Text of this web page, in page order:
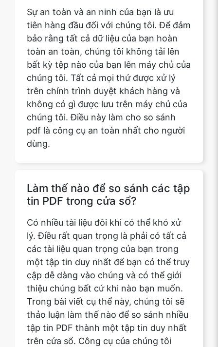
toàn an toàn, chúng tôi không tải lên
bất kỳ tệp nào của bạn lên máy chủ của
chúng tôi. Tất cả mọi thứ được xử lý
trên chính trình duyệt khách hàng và
không có gì được lưu trên máy chủ của
chúng tôi. Điều này làm cho so sánh
pdf là công cụ an toàn nhất cho người
dùng.
Làm thế nào để so sánh các tập
lý. Điều rất quan trọng là phải có tất cả
các tài liệu quan trọng của bạn trong
một tập tin duy nhất để bạn có thể truy
cập dễ dàng vào chúng và có thể giới
thiệu chúng bất cứ khi nào bạn muốn.
Trong bài viết cụ thể này, chúng tôi sẽ
thảo luận làm thế nào để so sánh nhiều
tập tin PDF thành một tập tin duy nhất
trên cửa sổ. Công cụ của chúng tôi
hoàn toàn an toàn và an toàn và rất dễ
sử dụng, nó sẽ không lưu trữ bất kỳ dữ
liệu nào của bạn trên máy chủ của